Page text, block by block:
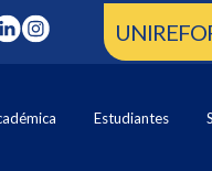
Estudiantes